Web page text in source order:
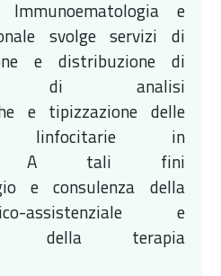
e
svolge servizi di
e distribuzione di
di analisi
e tipizzazione delle
linfocitarie in
A tali fini
e consulenza della
assistenziale e
della terapia